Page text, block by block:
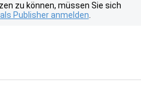
zu können, müssen Sie sich
als Publisher anmelden